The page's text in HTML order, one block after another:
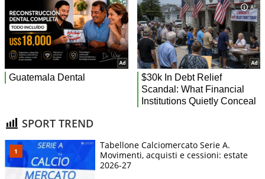
SPORT TREND
Tabellone Calciomercato Serie A.
Movimenti, acquisti e cessioni: estate
2026-27